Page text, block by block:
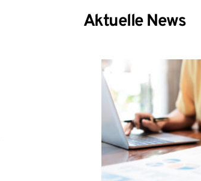
Aktuelle News